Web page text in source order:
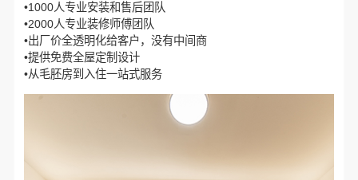
•1000人专业安装和售后团队
•2000人专业装修师傅团队
•出厂价全透明化给客户，没有中间商
•提供免费全屋定制设计
•从毛胚房到入住一站式服务